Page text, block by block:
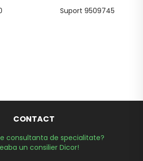
Suport 9509745
CONTACT
consultanta de specialitate?
un consilier Dicor!